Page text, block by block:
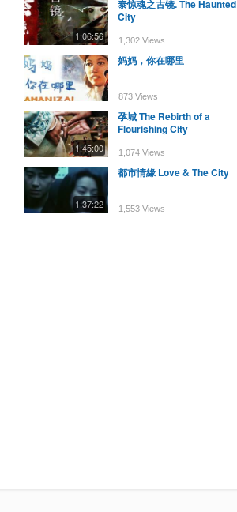
1:06:56
泰惊魂之古镜. The Haunted
City
1,302 Views
妈妈，你在哪里
873 Views
1:45:00
孕城 The Rebirth of a
Flourishing City
1,074 Views
1:37:22
都市情緣 Love & The City
1,553 Views